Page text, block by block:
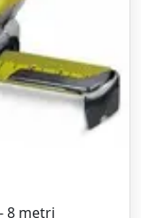
8 metri